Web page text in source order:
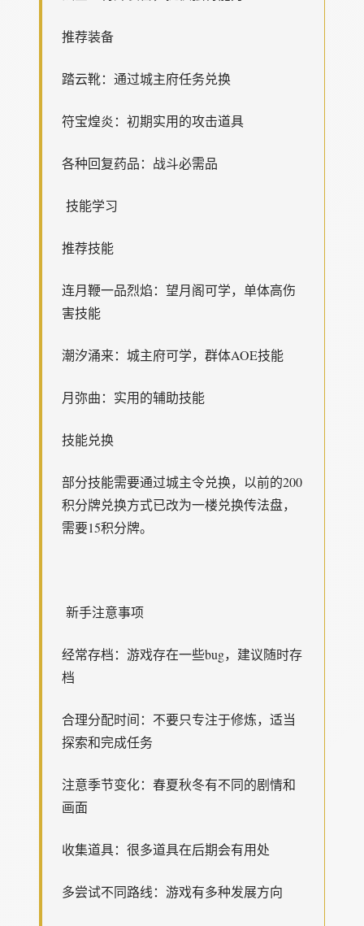
推荐装备
踏云靴：通过城主府任务兑换
符宝煌炎：初期实用的攻击道具
各种回复药品：战斗必需品
技能学习
推荐技能
连月鞭一品烈焰：望月阁可学，单体高伤
害技能
潮汐涌来：城主府可学，群体AOE技能
月弥曲：实用的辅助技能
技能兑换
部分技能需要通过城主令兑换，以前的200
积分牌兑换方式已改为一楼兑换传法盘，
需要15积分牌。
新手注意事项
经常存档：游戏存在一些bug，建议随时存
档
合理分配时间：不要只专注于修炼，适当
探索和完成任务
注意季节变化：春夏秋冬有不同的剧情和
画面
收集道具：很多道具在后期会有用处
多尝试不同路线：游戏有多种发展方向